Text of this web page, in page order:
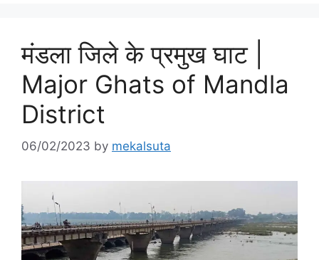
मंडला जिले के प्रमुख घाट |
Major Ghats of Mandla
District
06/02/2023 by mekalsuta